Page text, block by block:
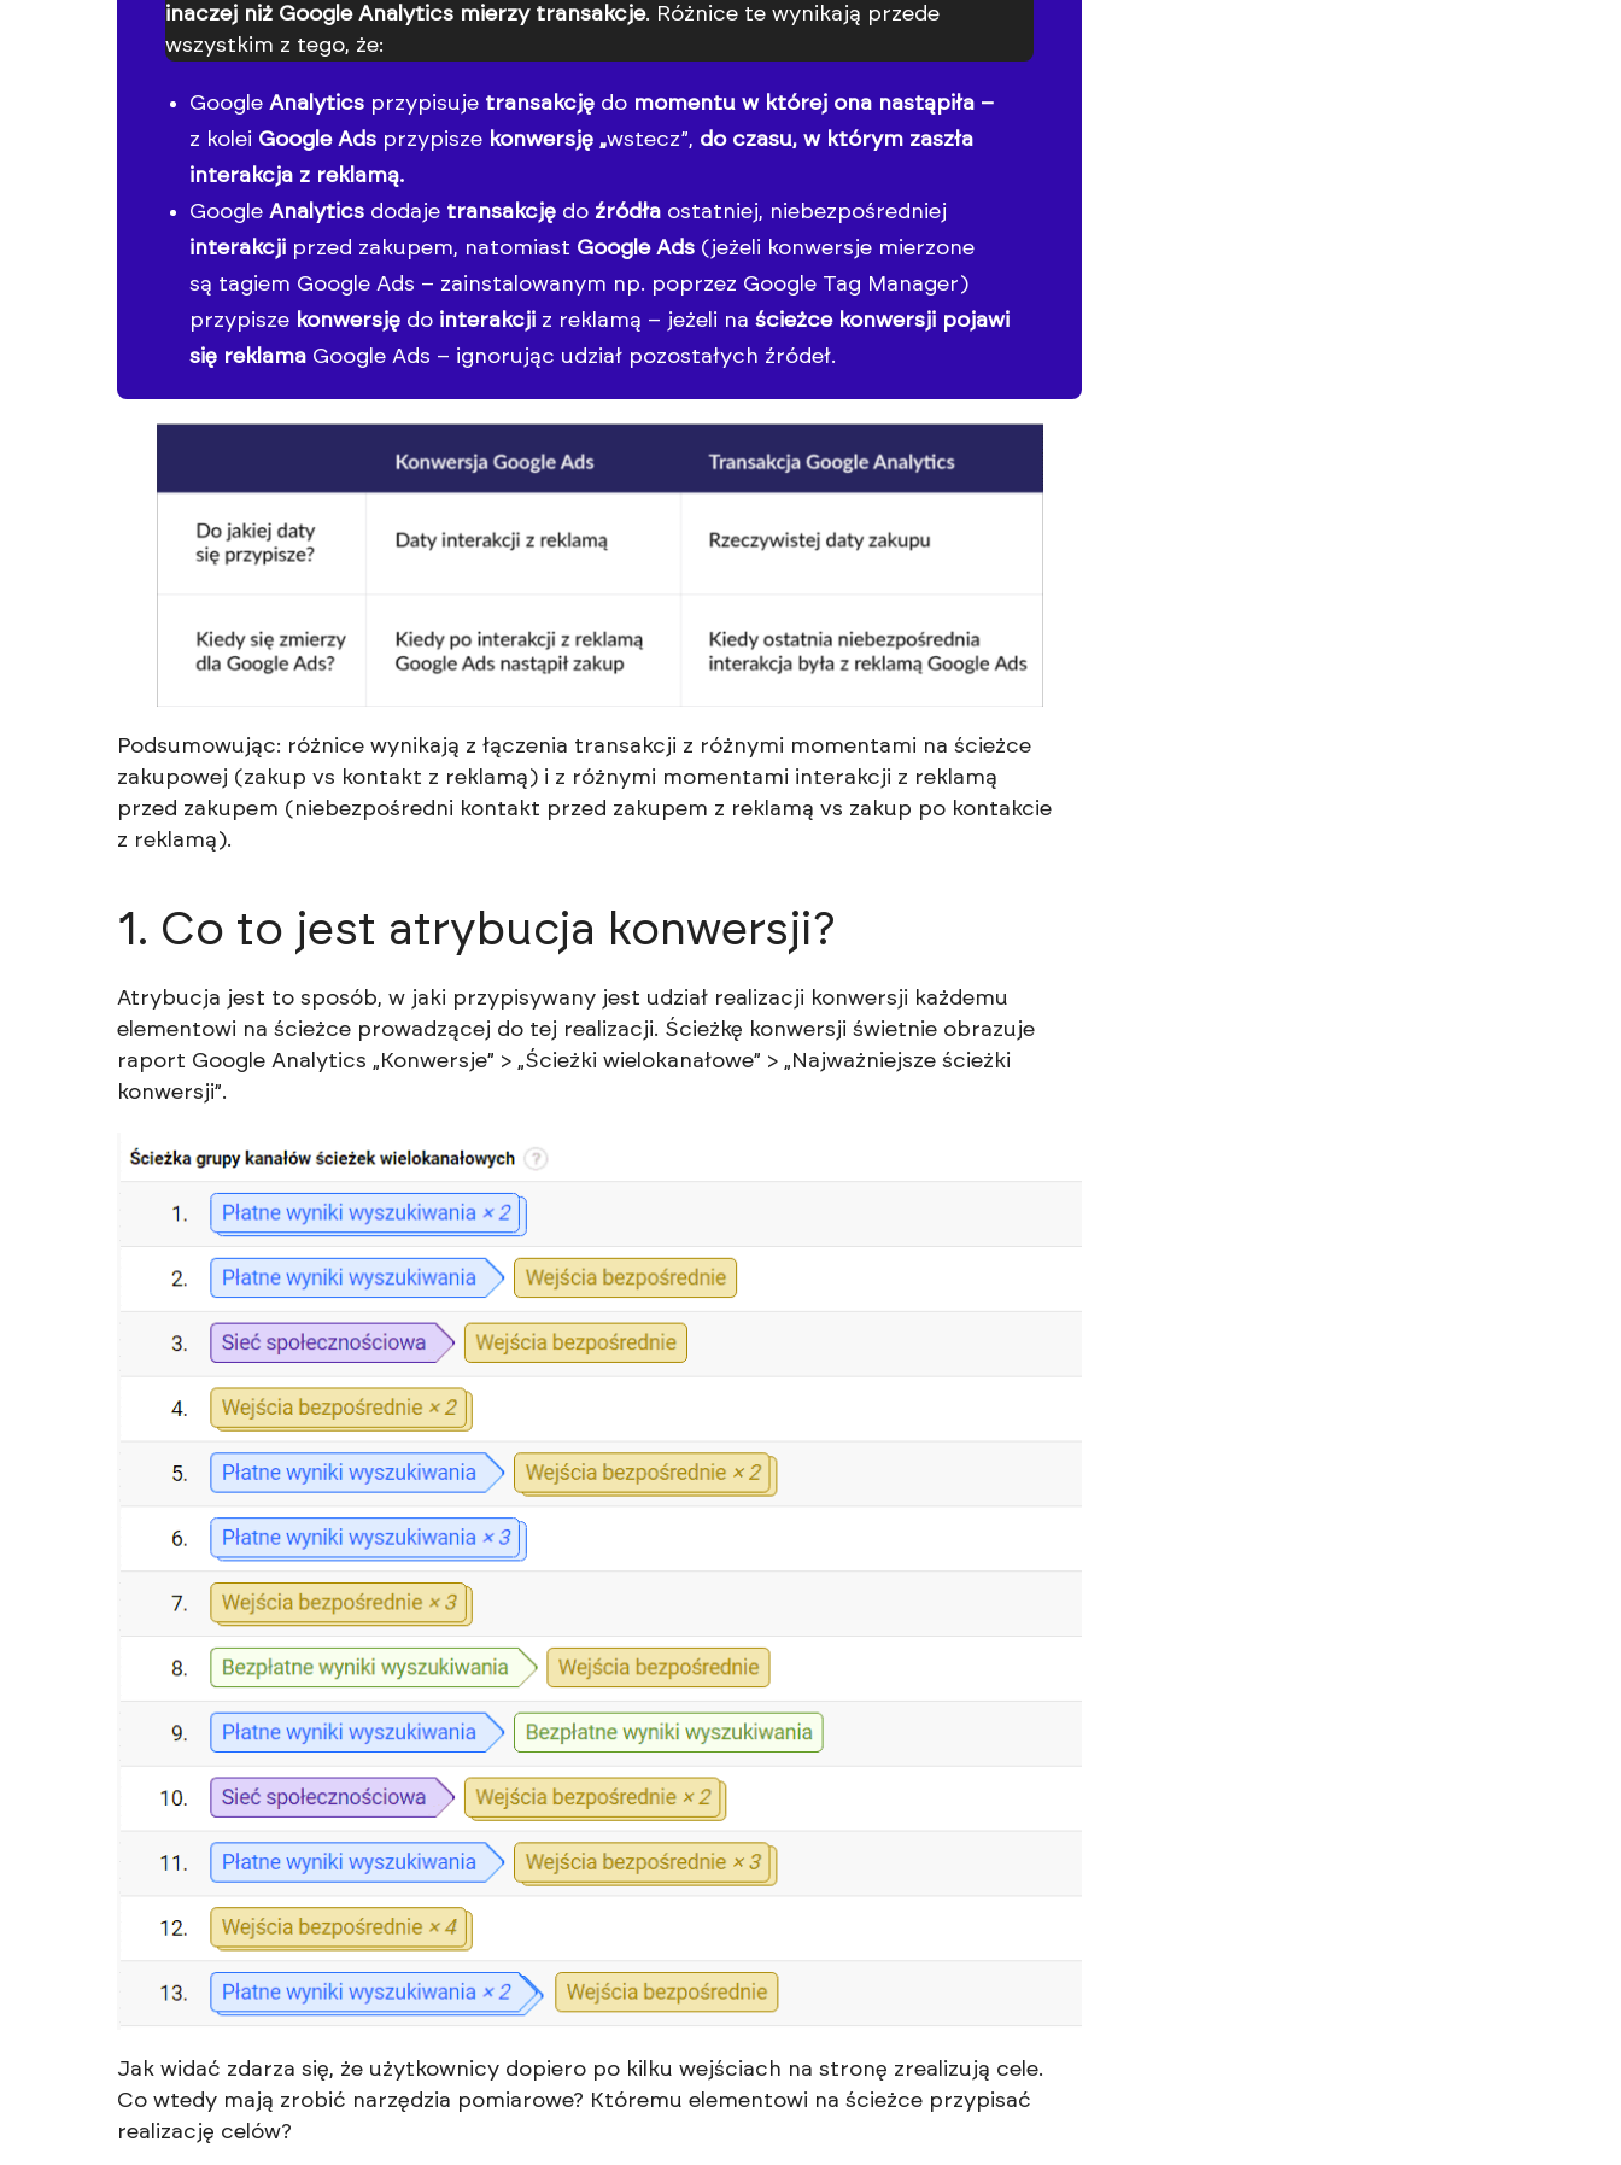
inaczej niż Google Analytics mierzy transakcje. Różnice te wynikają przede
wszystkim z tego, że:
Google Analytics przypisuje transakcję do momentu w której ona nastąpiła –
z kolei Google Ads przypisze konwersję „wstecz”, do czasu, w którym zaszła
interakcja z reklamą.
Google Analytics dodaje transakcję do źródła ostatniej, niebezpośredniej
interakcji przed zakupem, natomiast Google Ads (jeżeli konwersje mierzone
są tagiem Google Ads – zainstalowanym np. poprzez Google Tag Manager)
przypisze konwersję do interakcji z reklamą – jeżeli na ścieżce konwersji pojawi
się reklama Google Ads – ignorując udział pozostałych źródeł.
Podsumowując: różnice wynikają z łączenia transakcji z różnymi momentami na ścieżce
zakupowej (zakup vs kontakt z reklamą) i z różnymi momentami interakcji z reklamą
przed zakupem (niebezpośredni kontakt przed zakupem z reklamą vs zakup po kontakcie
z reklamą).
1. Co to jest atrybucja konwersji?
Atrybucja jest to sposób, w jaki przypisywany jest udział realizacji konwersji każdemu
elementowi na ścieżce prowadzącej do tej realizacji. Ścieżkę konwersji świetnie obrazuje
raport Google Analytics „Konwersje” > „Ścieżki wielokanałowe” > „Najważniejsze ścieżki
konwersji”.
Jak widać zdarza się, że użytkownicy dopiero po kilku wejściach na stronę zrealizują cele.
Co wtedy mają zrobić narzędzia pomiarowe? Któremu elementowi na ścieżce przypisać
realizację celów?